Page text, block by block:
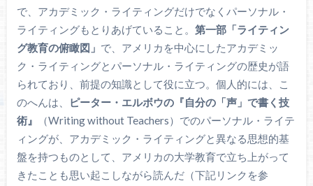
で、アカデミック・ライティングだけでなくパーソナル・
ライティングもとりあげていること。 第一部「ライティン
グ教育の俯瞰図」 で、アメリカを中心にしたアカデミッ
ク・ライティングとパーソナル・ライティングの歴史が語
られており、前提の知識として役に立つ。個人的には、こ
のへんは、
ピーター・エルボウの『自分の「声」で書く技
術』
（Writing without Teachers）でのパーソナル・ライテ
ィングが、アカデミック・ライティングと異なる思想的基
盤を持つものとして、アメリカの大学教育で立ち上がって
きたことも思い起こしながら読んだ（下記リンクを参